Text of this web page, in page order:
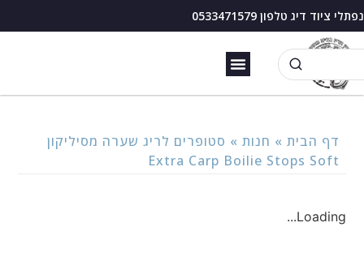
נפתלי ציוד דיג טלפון 0533471579
דף הבית » חנות » סטופרים לריג שערה מסיליקון
Extra Carp Boilie Stops Soft
Loading...